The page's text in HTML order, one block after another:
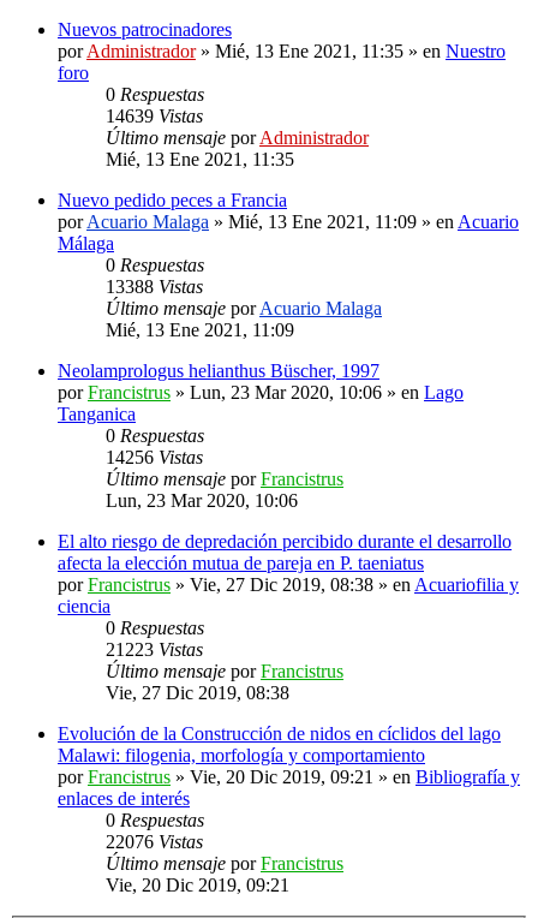
Nuevos patrocinadores
porAdministrador» Mié, 13 Ene 2021, 11:35 » en Nuestro
foro
0 Respuestas
14639 Vistas
Último mensaje porAdministrador
Mié, 13 Ene 2021, 11:35
Nuevo pedido peces a Francia
porAcuario Malaga » Mié, 13 Ene 2021, 11:09 » en Acuario
Málaga
0 Respuestas
13388 Vistas
Último mensaje porAcuario Malaga
Mié, 13 Ene 2021, 11:09
Neolamprologus helianthus Büscher, 1997
porFrancistrus » Lun, 23 Mar 2020, 10:06 » en Lago
Tanganica
0 Respuestas
14256 Vistas
Último mensaje porFrancistrus
Lun, 23 Mar 2020, 10:06
El alto riesgo de depredación percibido durante el desarrollo
afecta la elección mutua de pareja en P. taeniatus
porFrancistrus » Vie, 27 Dic 2019, 08:38 » en Acuariofilia y
ciencia
0 Respuestas
21223 Vistas
Último mensaje porFrancistrus
Vie, 27 Dic 2019, 08:38
Evolución de la Construcción de nidos en cíclidos del lago
Malawi: filogenia, morfología y comportamiento
porFrancistrus » Vie, 20 Dic 2019, 09:21 » en Bibliografía y
enlaces de interés
0 Respuestas
22076 Vistas
Último mensaje porFrancistrus
Vie, 20 Dic 2019, 09:21